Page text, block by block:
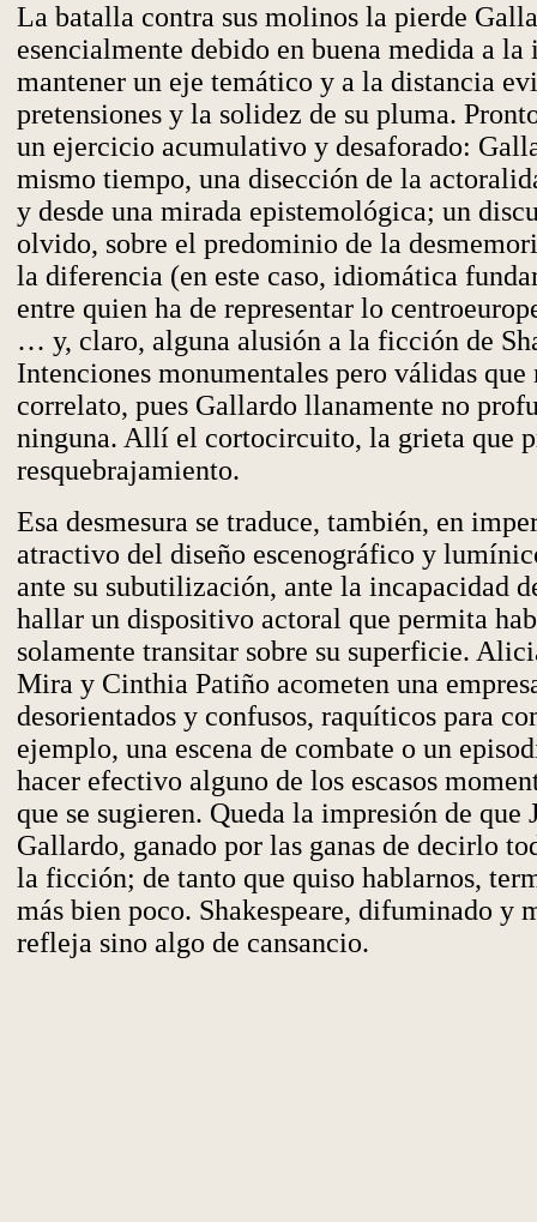
La batalla contra sus molinos la pierde
esencialmente debido en buena medida a la
mantener un eje temático y a la distancia
pretensiones y la solidez de su pluma.
un ejercicio acumulativo y desaforado:
mismo tiempo, una disección de la
y desde una mirada epistemológica; un
olvido, sobre el predominio de la
la diferencia (en este caso, idiomática
entre quien ha de representar lo
… y, claro, alguna alusión a la ficción de
Intenciones monumentales pero válidas que
correlato, pues Gallardo llanamente no
ninguna. Allí el cortocircuito, la grieta que
resquebrajamiento.
Esa desmesura se traduce, también, en
atractivo del diseño escenográfico y
ante su subutilización, ante la incapacidad
hallar un dispositivo actoral que permita
solamente transitar sobre su superficie.
Mira y Cinthia Patiño acometen una
desorientados y confusos, raquíticos para
ejemplo, una escena de combate o un
hacer efectivo alguno de los escasos
que se sugieren. Queda la impresión de que
Gallardo, ganado por las ganas de decirlo
la ficción; de tanto que quiso hablarnos,
más bien poco. Shakespeare, difuminado y
refleja sino algo de cansancio.